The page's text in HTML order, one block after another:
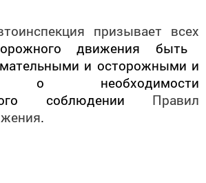
движения быть
и осторожными и
о необходимости
соблюденииПравил